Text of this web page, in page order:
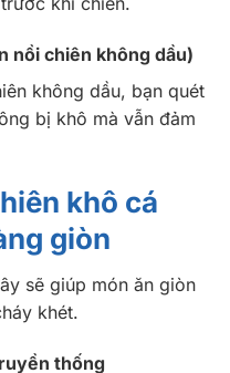
nồi chiên không dầu)
không dầu, bạn quét
bị khô mà vẫn đảm
khô cá
giòn
sẽ giúp món ăn giòn
khét.
thống